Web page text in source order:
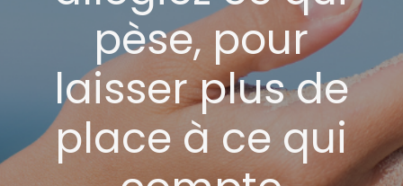
pèse, pour
laisser plus de
place à ce qui